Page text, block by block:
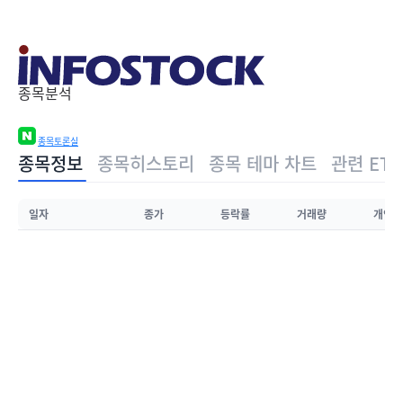
종목분석
종목토론실
종목정보 종목히스토리 종목 테마 차트 관련 ETF
일자 종가 등락률 거래량 개인